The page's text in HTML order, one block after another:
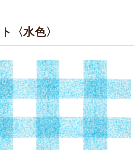
〈水色〉